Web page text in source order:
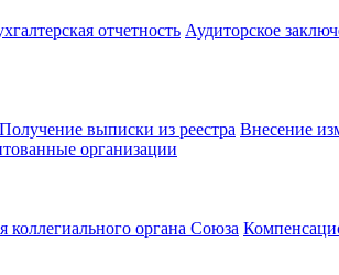
отчетность Аудиторское
Получение выписки из реестра Внесение
организации
коллегиального органа Союза